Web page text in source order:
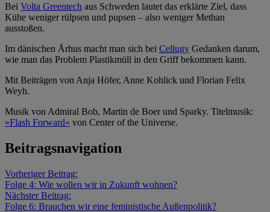
Bei Volta Greentech aus Schweden lautet das erklärte Ziel, dass
Kühe weniger rülpsen und pupsen – also weniger Methan
ausstoßen.
Im dänischen Århus macht man sich bei Cellugy Gedanken darum,
wie man das Problem Plastikmüll in den Griff bekommen kann.
Mit Beiträgen von Anja Höfer, Anne Kohlick und Florian Felix
Weyh.
Musik von Admiral Bob, Martin de Boer und Sparky. Titelmusik:
»Flash Forward« von Center of the Universe.
Beitragsnavigation
Vorheriger Beitrag:
Folge 4: Wie wollen wir in Zukunft wohnen?
Nächster Beitrag:
Folge 6: Brauchen wir eine feministische Außenpolitik?